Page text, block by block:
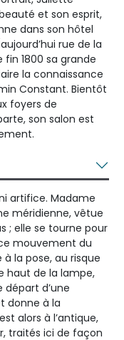
et son esprit,
dans son hôtel
rue de la
1800 sa grande
la connaissance
Constant. Bientôt
foyers de
son salon est
artifice. Madame
méridienne, vêtue
; elle se tourne pour
mouvement du
la pose, au risque
haut de la lampe,
d’une
donne à la
alors à l’antique,
traités ici de façon